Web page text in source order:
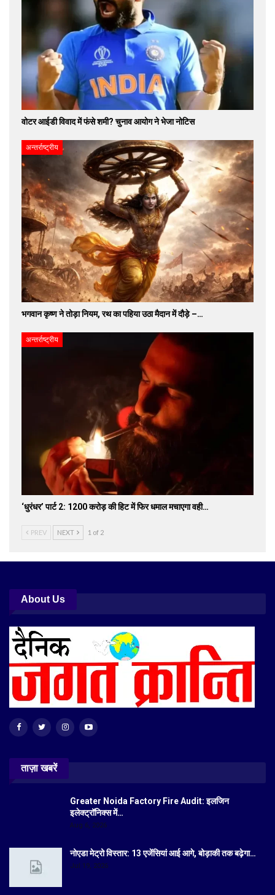
वोटर आईडी विवाद में फंसे शमी? चुनाव आयोग ने भेजा नोटिस
अन्तर्राष्ट्रीय
भगवान कृष्ण ने तोड़ा नियम, रथ का पहिया उठा मैदान में दौड़े –…
अन्तर्राष्ट्रीय
‘धुरंधर’ पार्ट 2: 1200 करोड़ की हिट में फिर धमाल मचाएगा वही…
PREV NEXT 1 of 2
About Us
ताज़ा खबरें
Greater Noida Factory Fire Audit: इलजिन
इलेक्ट्रॉनिक्स में…
Aug 6, 2026
नोएडा मेट्रो विस्तार: 13 एजेंसियां आई आगे, बोड़ाकी तक बढ़ेगा…
Jul 19, 2026